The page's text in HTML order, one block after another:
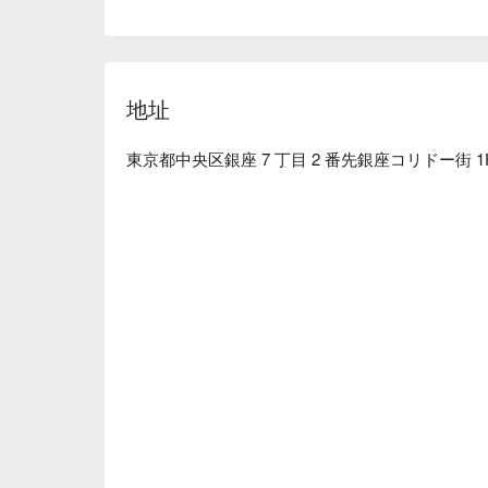
地址
東京都中央区銀座 7 丁目 2 番先銀座コリドー街